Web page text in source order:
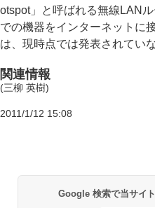
otspot」と呼ばれる無線LAN
での機器をインターネットに
は、現時点では発表されていな
関連情報
(三柳 英樹)
2011/1/12 15:08
Google 検索で当サイ